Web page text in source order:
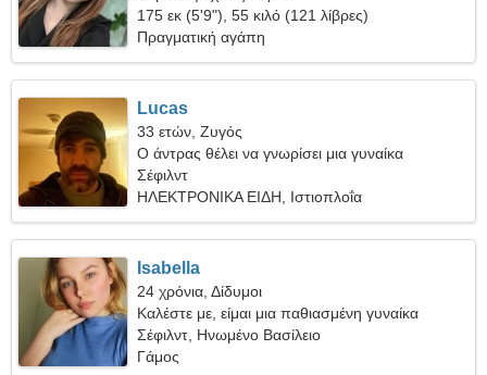
175 εκ (5'9"), 55 κιλό (121 λίβρες)
Πραγματική αγάπη
Lucas
33 ετών, Ζυγός
Ο άντρας θέλει να γνωρίσει μια γυναίκα
Σέφιλντ
ΗΛΕΚΤΡΟΝΙΚΑ ΕΙΔΗ, Ιστιοπλοΐα
Isabella
24 χρόνια, Δίδυμοι
Καλέστε με, είμαι μια παθιασμένη γυναίκα
Σέφιλντ, Ηνωμένο Βασίλειο
Γάμος